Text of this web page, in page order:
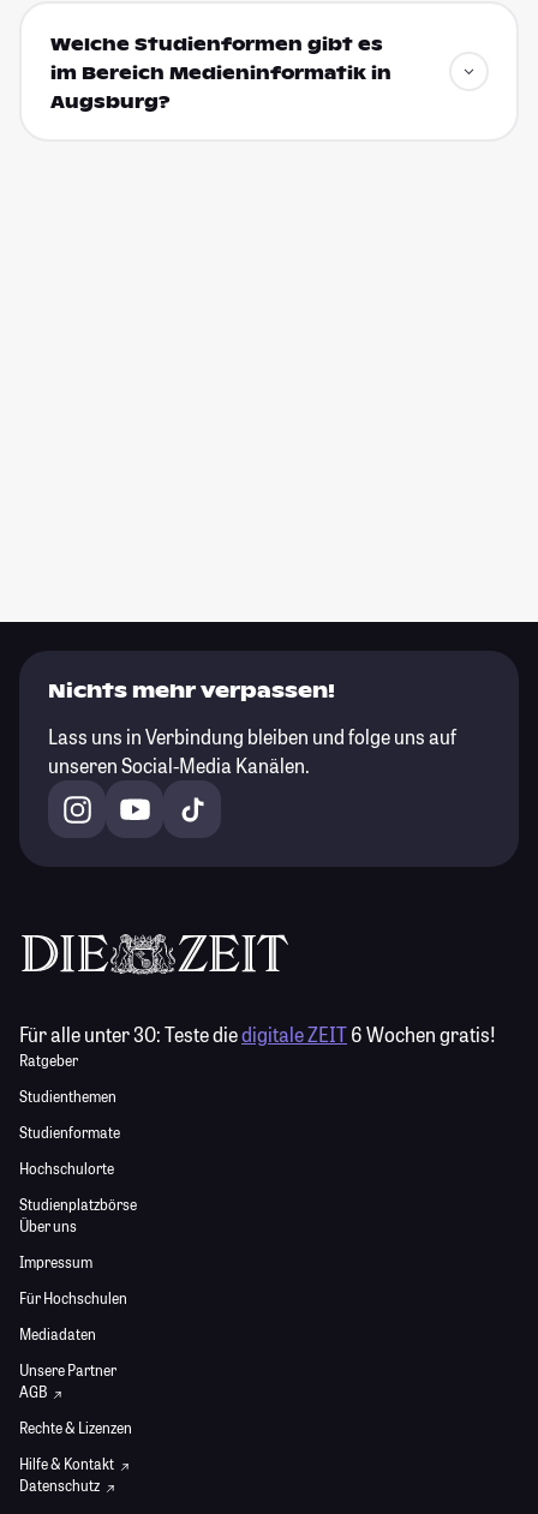
Welche Studienformen gibt es
im Bereich Medieninformatik in
Augsburg?
Nichts mehr verpassen!
Lass uns in Verbindung bleiben und folge uns auf
unseren Social-Media Kanälen.
Für alle unter 30:Teste diedigitale ZEIT6 Wochen gratis!
Ratgeber
Studienthemen
Studienformate
Hochschulorte
Studienplatzbörse
Über uns
Impressum
Für Hochschulen
Mediadaten
Unsere Partner
AGB
Rechte & Lizenzen
Hilfe & Kontakt
Datenschutz